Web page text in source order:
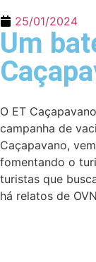
25/01/2024
Um
O ET
campanha de
Caçapavano,
fomentando o
turistas que
há relatos de